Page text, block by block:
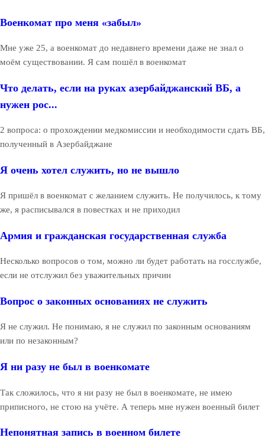
Военкомат про меня «забыл»
Мне уже 25, а военкомат до недавнего времени даже не знал о
моём существовании. Я сам пошёл в военкомат
Что делать, если на руках азербайджанский ВБ, а
нужен рос...
2 вопроса: о прохождении медкомиссии и необходимости сдать ВБ,
полученный в Азербайджане
Я очень хотел служить, но не вышло
Я пришёл в военкомат с желанием служить. Не получилось, к тому
же, я расписывался в повестках и не приходил
Армия и гражданская государственная служба
Несколько вопросов о том, можно ли будет работать на госслужбе,
если не отслужил без уважительных причин
Вопрос о законных основаниях не служить
Я не служил. Не понимаю, я не служил по законным основаниям
или по незаконным?
Я ни разу не был в военкомате
Так сложилось, что я ни разу не был в военкомате, не имею
приписного, не стою на учёте. А теперь мне нужен военный билет
Непонятная запись в военном билете